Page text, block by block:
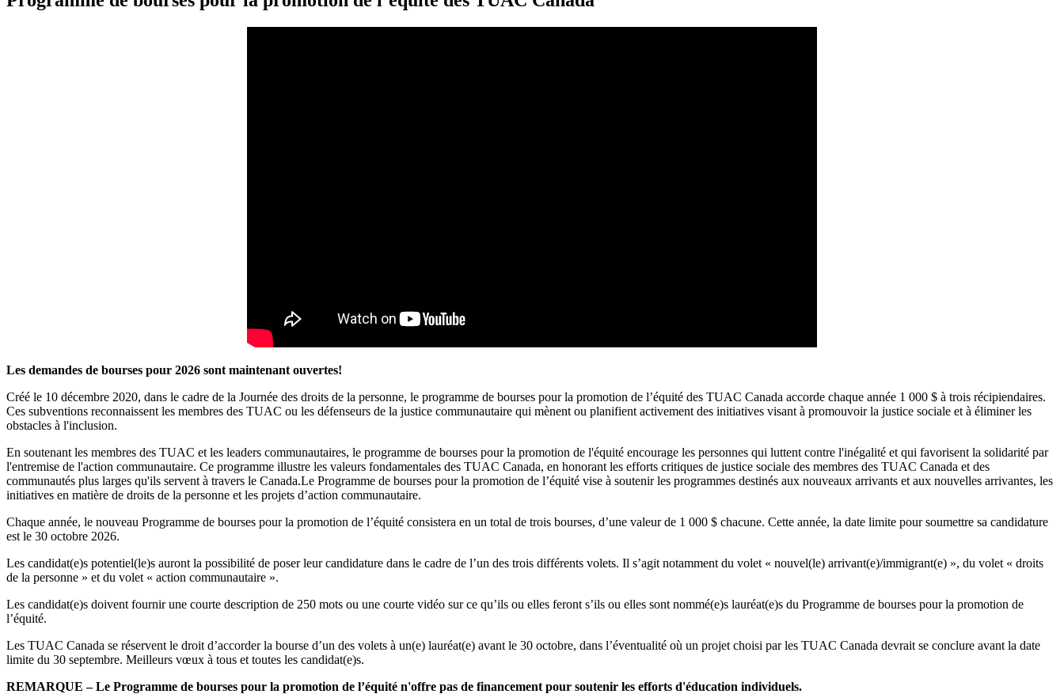
Les demandes de bourses pour 2026 sont maintenant ouvertes!
Créé le 10 décembre 2020, dans le cadre de la Journée des droits de la personne, le programme de bourses pour la promotion de l’équité des TUAC Canada accorde chaque année 1 000 $ à trois récipiendaires.
Ces subventions reconnaissent les membres des TUAC ou les défenseurs de la justice communautaire qui mènent ou planifient activement des initiatives visant à promouvoir la justice sociale et à éliminer les
obstacles à l'inclusion.
En soutenant les membres des TUAC et les leaders communautaires, le programme de bourses pour la promotion de l'équité encourage les personnes qui luttent contre l'inégalité et qui favorisent la solidarité par
l'entremise de l'action communautaire. Ce programme illustre les valeurs fondamentales des TUAC Canada, en honorant les efforts critiques de justice sociale des membres des TUAC Canada et des
communautés plus larges qu'ils servent à travers le Canada.Le Programme de bourses pour la promotion de l’équité vise à soutenir les programmes destinés aux nouveaux arrivants et aux nouvelles arrivantes, les
initiatives en matière de droits de la personne et les projets d’action communautaire.
Chaque année, le nouveau Programme de bourses pour la promotion de l’équité consistera en un total de trois bourses, d’une valeur de 1 000 $ chacune. Cette année, la date limite pour soumettre sa candidature
est le 30 octobre 2026.
Les candidat(e)s potentiel(le)s auront la possibilité de poser leur candidature dans le cadre de l’un des trois différents volets. Il s’agit notamment du volet « nouvel(le) arrivant(e)/immigrant(e) », du volet « droits
de la personne » et du volet « action communautaire ».
Les candidat(e)s doivent fournir une courte description de 250 mots ou une courte vidéo sur ce qu’ils ou elles feront s’ils ou elles sont nommé(e)s lauréat(e)s du Programme de bourses pour la promotion de
l’équité.
Les TUAC Canada se réservent le droit d’accorder la bourse d’un des volets à un(e) lauréat(e) avant le 30 octobre, dans l’éventualité où un projet choisi par les TUAC Canada devrait se conclure avant la date
limite du 30 septembre. Meilleurs vœux à tous et toutes les candidat(e)s.
REMARQUE – Le Programme de bourses pour la promotion de l’équité n'offre pas de financement pour soutenir les efforts d'éducation individuels.